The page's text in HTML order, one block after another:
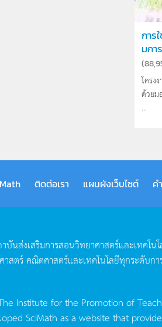
การ
มกา
(
โครง
ด้วยม
...
ติดต่อเรา แผนผังเว็บไซต์ ค
บันส่งเสริมการสอนวิทยาศาสตร์และเทคโน
าสตร์คณิตศาสตร์และเทคโนโลยีทุกระดับก
Institute for the Promotion of
SciMath as a website that